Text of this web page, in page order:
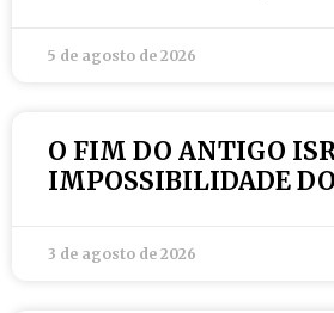
5 de agosto de 2026
O FIM DO ANTIGO
IMPOSSIBILIDADE
3 de agosto de 2026